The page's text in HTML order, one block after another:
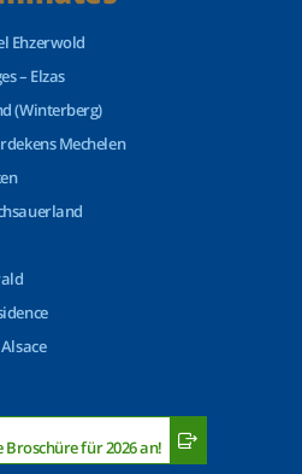
Ehzerwold
– Elzas
(Winterberg)
Mechelen
Broschüre für 2026 an!